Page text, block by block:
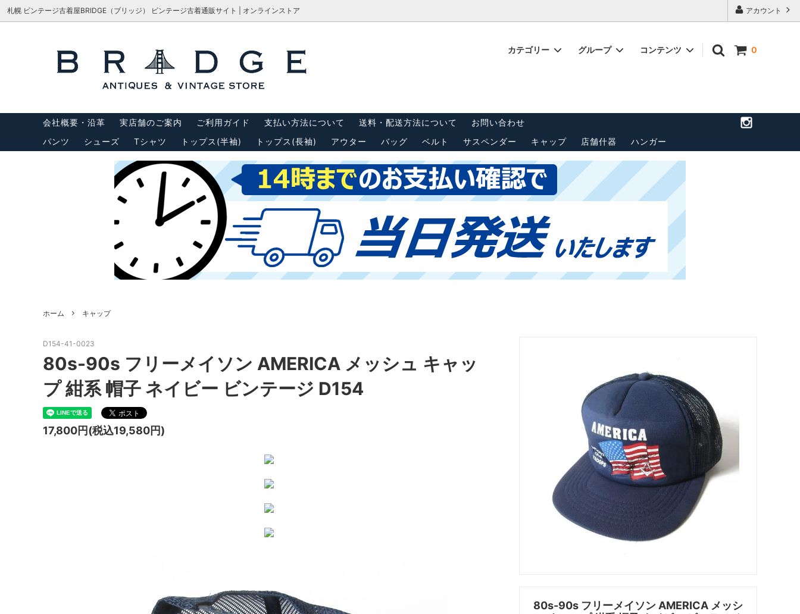
アカウント
札幌 ビンテージ古着屋BRIDGE（ブリッジ） ビンテージ古着通販サイト | オンラインストア
0
カテゴリー
パンツ
アウター トップス(半袖) キャップ ベルト
バッグ サスペンダー シーツ・はぎれ その他
グループ
サイズで探す M-65
USA製リーバイス USA製 リーバイス550 スウェット・パーカー ペナント
コンテンツ
会社概要・沿革 サイズ計測方法
会社概要・沿革 実店舗のご案内 ご利用ガイド 支払い方法について 送料・配送方法について
お問い合わせ
パンツ
シューズ Tシャツ トップス(半袖) トップス(長袖) アウター バッグ ベルト サスペンダー キャップ 店舗什器 ハンガー
ホーム キャップ
80s-90s フリーメイソン AMERICA メッシ
D154-41-0023
80s-90s フリーメイソン AMERICA メッシュ キャッ
プ 紺系 帽子 ネイビー ビンテージ D154
17,800円(税込19,580円)